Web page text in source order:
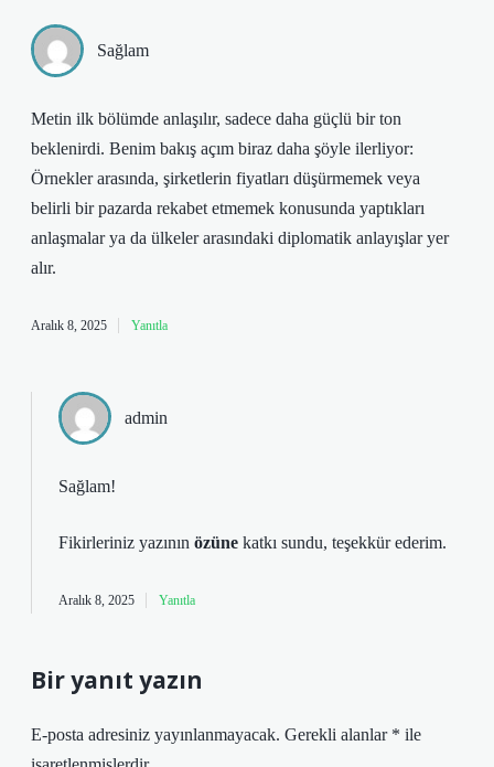
Sağlam
Metin ilk bölümde anlaşılır, sadece daha güçlü bir ton
beklenirdi. Benim bakış açım biraz daha şöyle ilerliyor:
Örnekler arasında, şirketlerin fiyatları düşürmemek veya
belirli bir pazarda rekabet etmemek konusunda yaptıkları
anlaşmalar ya da ülkeler arasındaki diplomatik anlayışlar yer
alır.
Aralık 8, 2025 Yanıtla
admin
Sağlam!
Fikirleriniz yazının özüne katkı sundu, teşekkür ederim.
Aralık 8, 2025 Yanıtla
Bir yanıt yazın
E-posta adresiniz yayınlanmayacak. Gerekli alanlar * ile